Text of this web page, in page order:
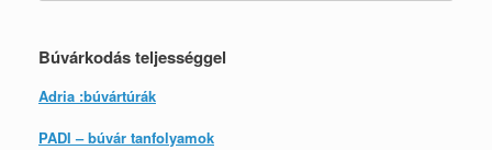
Búvárkodás teljességgel
Adria :búvártúrák
PADI – búvár tanfolyamok